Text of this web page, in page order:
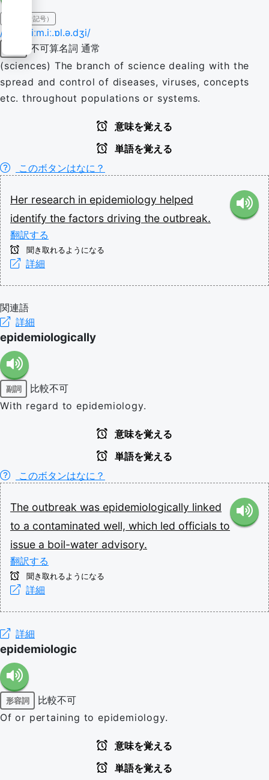
IPA（発音記号）
/ˈɛp.ɪ.diːm.iː.ɒl.ə.dʒi/
不可算名詞 通常
(sciences) The branch of science dealing with the
spread and control of diseases, viruses, concepts
etc. throughout populations or systems.
意味を覚える
単語を覚える
このボタンはなに？
Her research in epidemiology helped
identify the factors driving the outbreak.
翻訳する
聞き取れるようになる
詳細
関連語
詳細
epidemiologically
副詞
比較不可
With regard to epidemiology.
意味を覚える
単語を覚える
このボタンはなに？
The outbreak was epidemiologically linked
to a contaminated well, which led officials to
issue a boil-water advisory.
翻訳する
聞き取れるようになる
詳細
詳細
epidemiologic
形容詞
比較不可
Of or pertaining to epidemiology.
意味を覚える
単語を覚える